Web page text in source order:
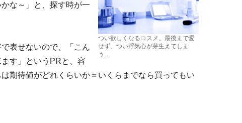
つい欲しくなるコスメ。最後まで愛
せず、つい浮気心が芽生えてしま
う…
な～」と、探す時が一
表せないので、「こん
す」というPRと、容
期待値がどれくらいか＝いくらまでなら買ってもい